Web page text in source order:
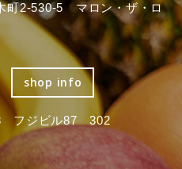
町2-530-5 マロン・ザ・ロ
shop info
フジビル87 302